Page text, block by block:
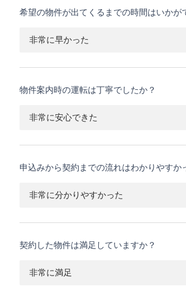
希望の物件が出てくるまでの時間はいかが
非常に早かった
物件案内時の運転は丁寧でしたか？
非常に安心できた
申込みから契約までの流れはわかりやすか
非常に分かりやすかった
契約した物件は満足していますか？
非常に満足